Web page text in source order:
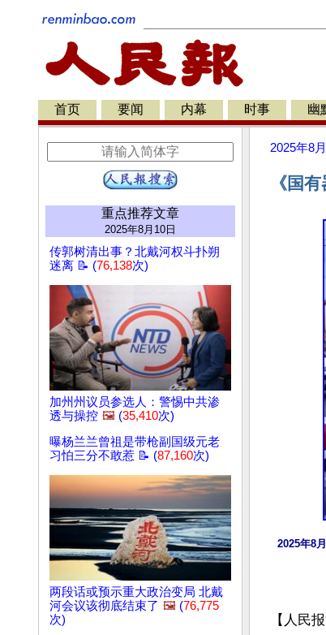
首页 要闻 内幕 时事 幽
重点推荐文章
2025年8月10日
传郭树清出事？北戴河权斗扑朔
迷离 📝 (76,138次)
加州州议员参选人：警惕中共渗
透与操控 🖼️ (35,410次)
曝杨兰兰曾祖是带枪副国级元老
习怕三分不敢惹 📝 (87,160次)
两段话或预示重大政治变局 北戴
河会议该彻底结束了 🖼️ (76,775
次)
2025年8
《国
2025年8
【人民